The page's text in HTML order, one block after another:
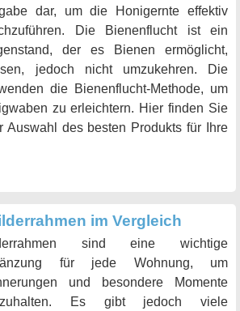
dar, um die Honigernte effektiv
Die Bienenflucht ist ein
der es Bienen ermöglicht,
jedoch nicht umzukehren. Die
die Bienenflucht-Methode, um
zu erleichtern. Hier finden Sie
Auswahl des besten Produkts für Ihre
im Vergleich
sind eine wichtige
für jede Wohnung, um
und besondere Momente
Es gibt jedoch viele